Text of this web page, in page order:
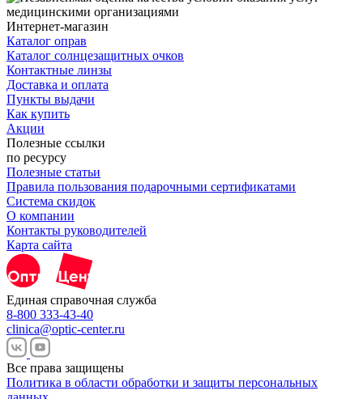
Интернет-магазин
Каталог оправ
Каталог солнцезащитных очков
Контактные линзы
Доставка и оплата
Пункты выдачи
Как купить
Акции
Полезные ссылки
по ресурсу
Полезные статьи
Правила пользования подарочными сертификатами
Система скидок
О компании
Контакты руководителей
Карта сайта
Единая справочная служба
8-800 333-43-40
clinica@optic-center.ru
Все права защищены
Политика в области обработки и защиты персональных